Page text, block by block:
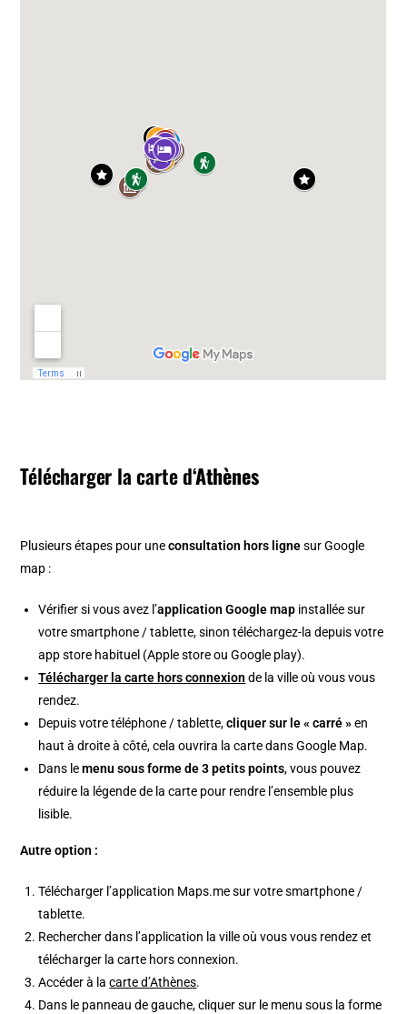
Télécharger la carte d‘Athènes
Plusieurs étapes pour uneconsultation hors lignesur Google
map :
Vérifier si vous avez l’application Google map installée sur
votre smartphone / tablette, sinon téléchargez-la depuis votre
app store habituel (Apple store ou Google play).
Télécharger la carte hors connexion de la ville où vous vous
rendez.
Depuis votre téléphone / tablette,cliquer sur le « carré »en
haut à droite à côté, cela ouvrira la carte dans Google Map.
Dans lemenu sous forme de 3 petits points, vous pouvez
réduire la légende de la carte pour rendre l’ensemble plus
lisible.
Autre option :
Télécharger l’application Maps.me sur votre smartphone /
tablette.
Rechercher dans l’application la ville où vous vous rendez et
télécharger la carte hors connexion.
Accéder à lacarte d’Athènes.
Dans le panneau de gauche, cliquer sur le menu sous la forme